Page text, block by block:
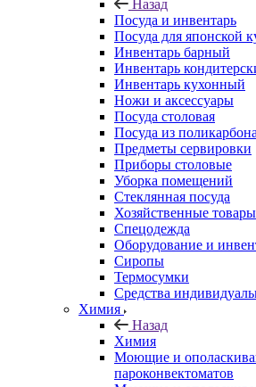
Назад
Посуда и инвентарь
Посуда для японской
Инвентарь барный
Инвентарь
Инвентарь кухонный
Ножи и аксессуары
Посуда столовая
Посуда из
Предметы сервировки
Приборы столовые
Уборка помещений
Стеклянная посуда
Хозяйственные товары
Спецодежда
Оборудование и
Сиропы
Термосумки
Средства
Химия
Назад
Химия
Моющие и
пароконвектоматов